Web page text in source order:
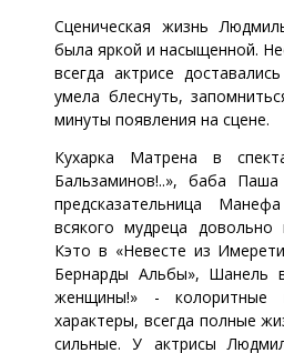
Сценическая жизнь
была яркой и насыщенной.
всегда актрисе
умела блеснуть,
минуты появления на сцене.
Кухарка Матрена в
Бальзаминов!..», баба Паша
предсказательница
всякого мудреца довольно
Кэто в «Невесте из
Бернарды Альбы», Шанель
женщины!» - колоритные
характеры, всегда полные
сильные. У актрисы